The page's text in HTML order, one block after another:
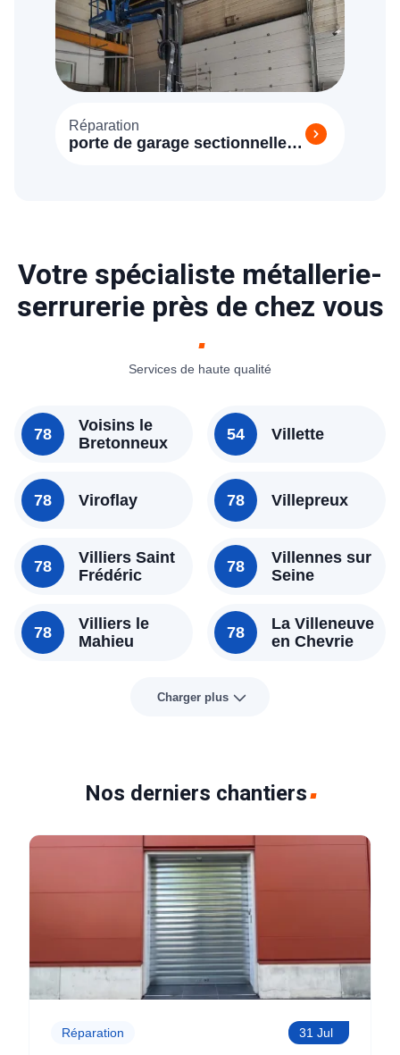
Réparation
porte de garage sectionnelle
Votre spécialiste métallerie-
serrurerie près de chez vous
Services de haute qualité
78
Voisins le
Bretonneux
78 Viroflay
78
Villiers Saint
Frédéric
78
Villiers le
Mahieu
54 Villette
78 Villepreux
78
Villennes sur
Seine
78
La Villeneuve
en Chevrie
Charger plus
Nos derniers chantiers
Réparation 31 Jul